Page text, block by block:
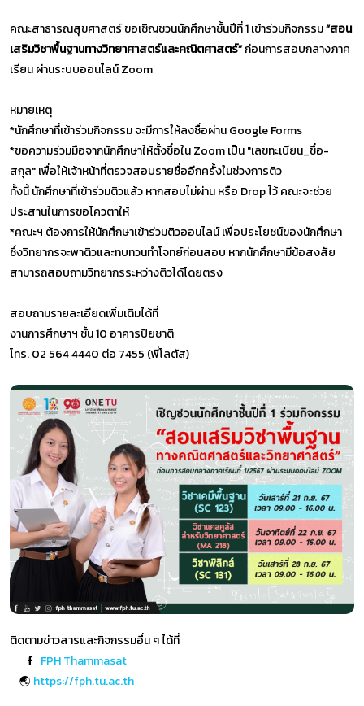
คณะสาธารณสุขศาสตร์ ขอเชิญชวนนักศึกษาชั้นปีที่ 1 เข้าร่วมกิจกรรม“สอน
เสริมวิชาพื้นฐานทางวิทยาศาสตร์และคณิตศาสตร์”ก่อนการสอบกลางภาค
เรียน ผ่านระบบออนไลน์ Zoom
หมายเหตุ
*นักศึกษาที่เข้าร่วมกิจกรรม จะมีการให้ลงชื่อผ่าน Google Forms
*ขอความร่วมมือจากนักศึกษาให้ตั้งชื่อใน Zoom เป็น "เลขทะเบียน_ชื่อ-
สกุล" เพื่อให้เจ้าหน้าที่ตรวจสอบรายชื่ออีกครั้งในช่วงการติว
ทั้งนี้ นักศึกษาที่เข้าร่วมติวแล้ว หากสอบไม่ผ่าน หรือ Drop ไว้ คณะจะช่วย
ประสานในการขอโควตาให้
*คณะฯ ต้องการให้นักศึกษาเข้าร่วมติวออนไลน์ เพื่อประโยชน์ของนักศึกษา
ซึ่งวิทยากรจะพาติวและทบทวนทำโจทย์ก่อนสอบ หากนักศึกษามีข้อสงสัย
สามารถสอบถามวิทยากรระหว่างติวได้โดยตรง
สอบถามรายละเอียดเพิ่มเติมได้ที่
งานการศึกษาฯ ชั้น 10 อาคารปิยชาติ
โทร. 02 564 4440 ต่อ 7455 (พี่โลตัส)
ติดตามข่าวสารและกิจกรรมอื่น ๆ ได้ที่
FPH Thammasat
🌏 https://fph.tu.ac.th